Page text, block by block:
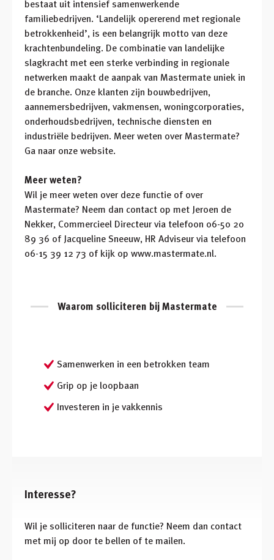
bestaat uit intensief samenwerkende
familiebedrijven. ‘Landelijk opererend met regionale
betrokkenheid’, is een belangrijk motto van deze
krachtenbundeling. De combinatie van landelijke
slagkracht met een sterke verbinding in regionale
netwerken maakt de aanpak van Mastermate uniek in
de branche. Onze klanten zijn bouwbedrijven,
aannemersbedrijven, vakmensen, woningcorporaties,
onderhoudsbedrijven, technische diensten en
industriële bedrijven. Meer weten over Mastermate?
Ga naar onze website.
Meer weten?
Wil je meer weten over deze functie of over
Mastermate? Neem dan contact op met Jeroen de
Nekker, Commercieel Directeur via telefoon 06-50 20
89 36 of Jacqueline Sneeuw, HR Adviseur via telefoon
06-15 39 12 73 of kijk op www.mastermate.nl.
Waarom solliciteren bij Mastermate
Samenwerken in een betrokken team
Grip op je loopbaan
Investeren in je vakkennis
Interesse?
Wil je solliciteren naar de functie? Neem dan contact
met mij op door te bellen of te mailen.